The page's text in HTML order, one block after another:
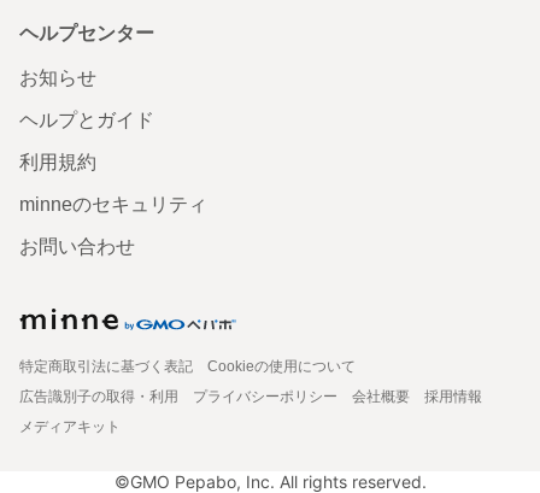
ヘルプセンター
お知らせ
ヘルプとガイド
利用規約
minneのセキュリティ
お問い合わせ
特定商取引法に基づく表記
Cookieの使用について
広告識別子の取得・利用
プライバシーポリシー 会社概要
採用情報
メディアキット
©GMO Pepabo, Inc. All rights reserved.